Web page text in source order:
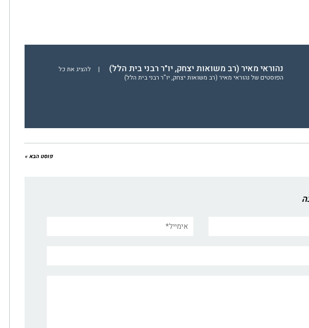
נהוראי מאיר (רב משואות יצחק, יו"ר רבני בית הלל) |
להציג את כל
הפוסטים של נהוראי מאיר (רב משואות יצחק, יו"ר רבני בית הלל)
פוסט הבא »